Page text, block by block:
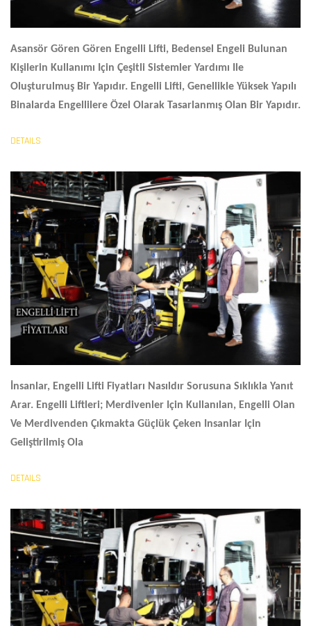
Asansör Gören Gören Engelli Lifti, Bedensel Engeli Bulunan
Kişilerin Kullanımı Için Çeşitli Sistemler Yardımı Ile
Oluşturulmuş Bir Yapıdır. Engelli Lifti, Genellikle Yüksek Yapılı
Binalarda Engellilere Özel Olarak Tasarlanmış Olan Bir Yapıdır.
DETAILS
İnsanlar, Engelli Lifti Fiyatları Nasıldır Sorusuna Sıklıkla Yanıt
Arar. Engelli Liftleri; Merdivenler Için Kullanılan, Engelli Olan
Ve Merdivenden Çıkmakta Güçlük Çeken Insanlar Için
Geliştirilmiş Ola
DETAILS